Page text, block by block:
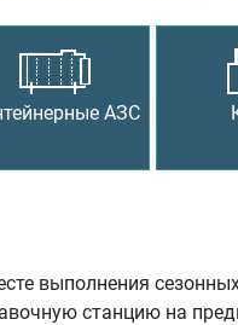
АЗС
выполнения
станцию на